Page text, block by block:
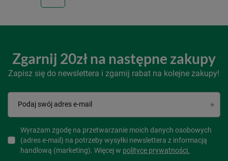
Zgarnij 20zł na następne zakupy
Zapisz się do newslettera i zgarnij rabat na kolejne zakupy!
Podaj swój adres e-mail
Wyrażam zgodę na przetwarzanie moich danych osobowych
(adres e-mail) na potrzeby wysyłki newslettera z informacją
handlową (marketing). Więcej w polityce prywatności.